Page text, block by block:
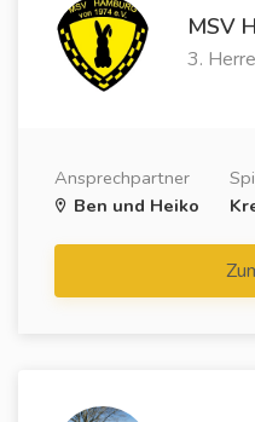
MSV
3.
Ansprechpartner
Ben und Heiko